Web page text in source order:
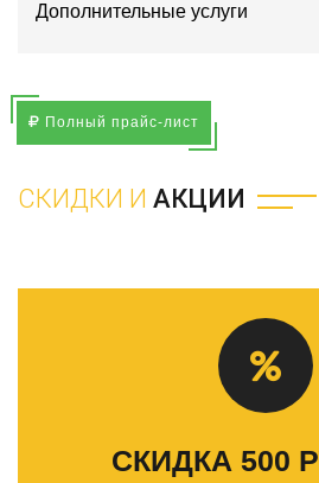
Дополнительные услуги
Полный прайс-лист
СКИДКИ И АКЦИИ
СКИДКА 500